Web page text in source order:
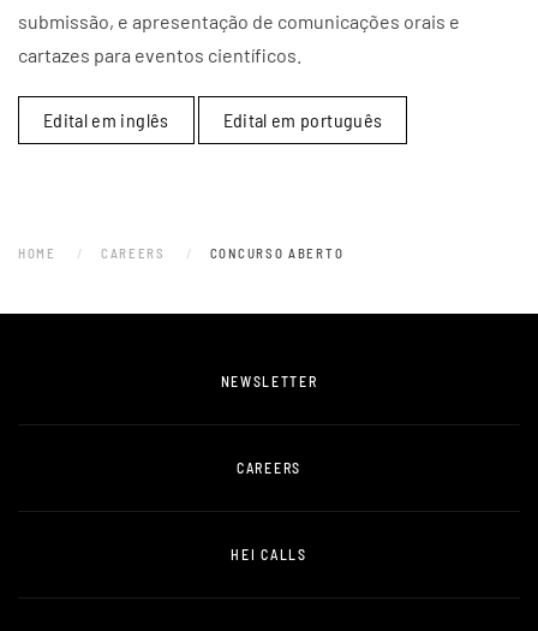
submissão, e apresentação de comunicações orais e
cartazes para eventos científicos.
Edital em inglês Edital em português
HOME CAREERS CONCURSO ABERTO
NEWSLETTER
CAREERS
HEI CALLS